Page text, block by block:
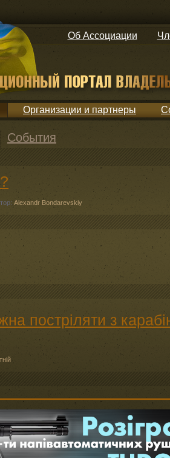
Об Ассоциации
Организации и партнеры
События
Alexandr Bondarevskiy
постріляти з